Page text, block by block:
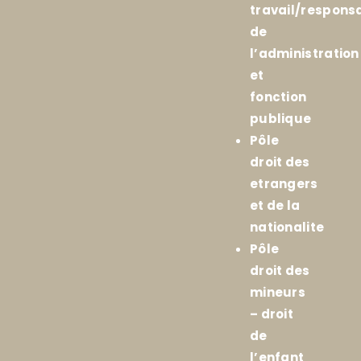
travail/
de
l’administration
et
fonction
publique
Pôle
droit des
etrangers
et de la
nationalite
Pôle
droit des
mineurs
– droit
de
l’enfant